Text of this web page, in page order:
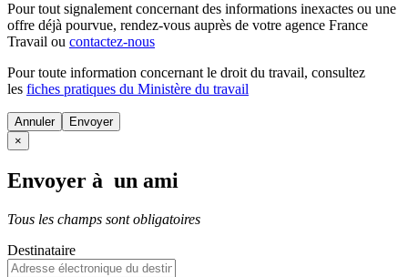
Pour tout signalement concernant des informations inexactes ou une
offre déjà pourvue, rendez-vous auprès de votre agence France
Travail ou contactez-nous
Pour toute information concernant le droit du travail, consultez
les fiches pratiques du Ministère du travail
Annuler
×
Envoyer à un ami
Tous les champs sont obligatoires
Destinataire